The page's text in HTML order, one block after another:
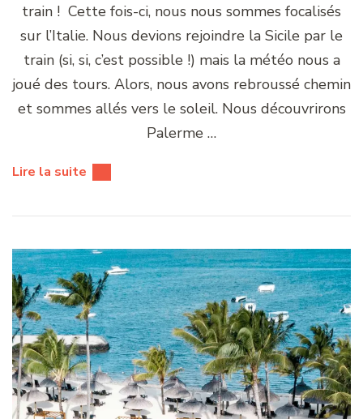
train ! Cette fois-ci, nous nous sommes focalisés
sur l’Italie. Nous devions rejoindre la Sicile par le
train (si, si, c’est possible !) mais la météo nous a
joué des tours. Alors, nous avons rebroussé chemin
et sommes allés vers le soleil. Nous découvrirons
Palerme …
Lire la suite